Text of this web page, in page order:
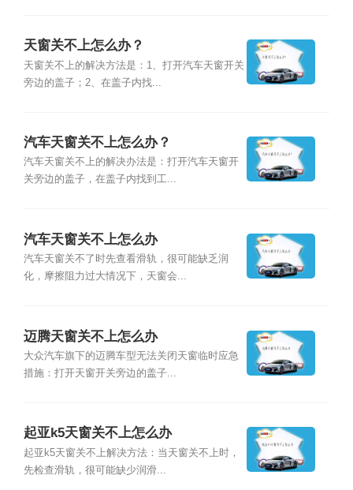
天窗关不上怎么办？
天窗关不上的解决方法是：1、打开汽车天窗开关
旁边的盖子；2、在盖子内找...
汽车天窗关不上怎么办？
汽车天窗关不上的解决办法是：打开汽车天窗开
关旁边的盖子，在盖子内找到工...
汽车天窗关不上怎么办
汽车天窗关不了时先查看滑轨，很可能缺乏润
化，摩擦阻力过大情况下，天窗会...
迈腾天窗关不上怎么办
大众汽车旗下的迈腾车型无法关闭天窗临时应急
措施：打开天窗开关旁边的盖子...
起亚k5天窗关不上怎么办
起亚k5天窗关不上解决方法：当天窗关不上时，
先检查滑轨，很可能缺少润滑...